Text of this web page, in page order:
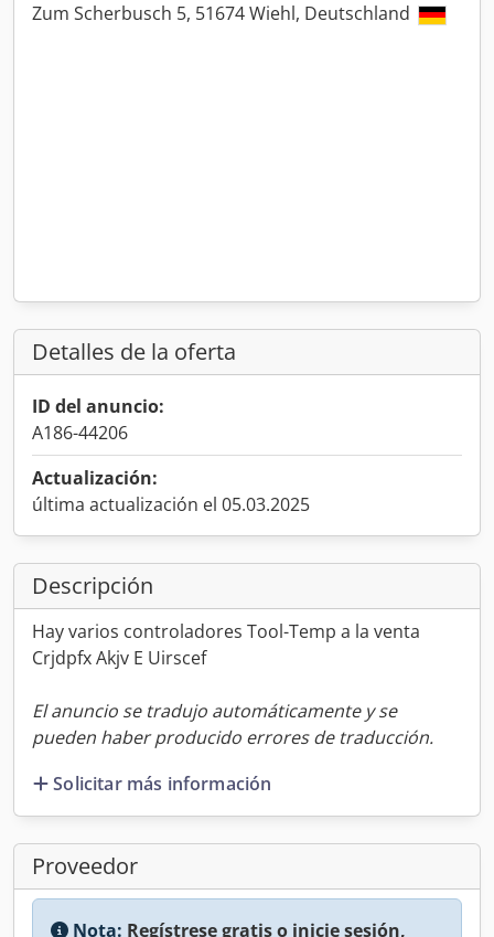
Zum Scherbusch 5, 51674 Wiehl, Deutschland
Detalles de la oferta
ID del anuncio:
A186-44206
Actualización:
última actualización el 05.03.2025
Descripción
Hay varios controladores Tool-Temp a la venta
Crjdpfx Akjv E Uirscef
El anuncio se tradujo automáticamente y se
pueden haber producido errores de traducción.
Solicitar más información
Proveedor
Nota: Regístrese gratis o inicie sesión,